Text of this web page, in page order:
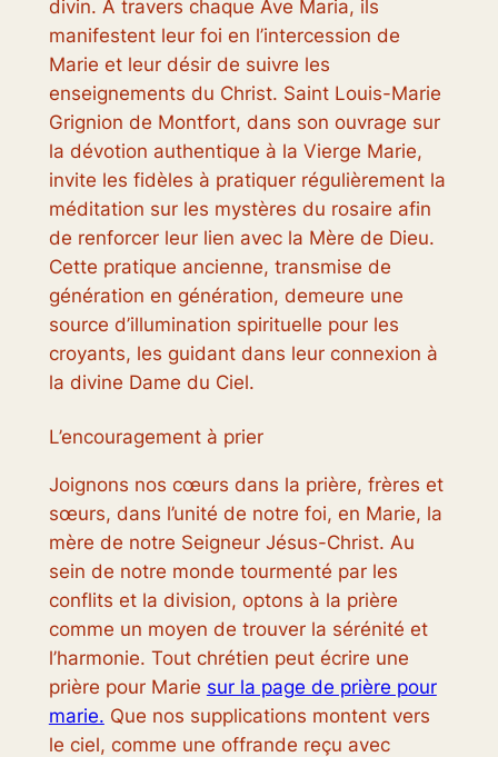
divin. À travers chaque Ave Maria, ils
manifestent leur foi en l’intercession de
Marie et leur désir de suivre les
enseignements du Christ. Saint Louis-Marie
Grignion de Montfort, dans son ouvrage sur
la dévotion authentique à la Vierge Marie,
invite les fidèles à pratiquer régulièrement la
méditation sur les mystères du rosaire afin
de renforcer leur lien avec la Mère de Dieu.
Cette pratique ancienne, transmise de
génération en génération, demeure une
source d’illumination spirituelle pour les
croyants, les guidant dans leur connexion à
la divine Dame du Ciel.
L’encouragement à prier
Joignons nos cœurs dans la prière, frères et
sœurs, dans l’unité de notre foi, en Marie, la
mère de notre Seigneur Jésus-Christ. Au
sein de notre monde tourmenté par les
conflits et la division, optons à la prière
comme un moyen de trouver la sérénité et
l’harmonie. Tout chrétien peut écrire une
prière pour Marie sur la page de prière pour
marie. Que nos supplications montent vers
le ciel, comme une offrande reçu avec